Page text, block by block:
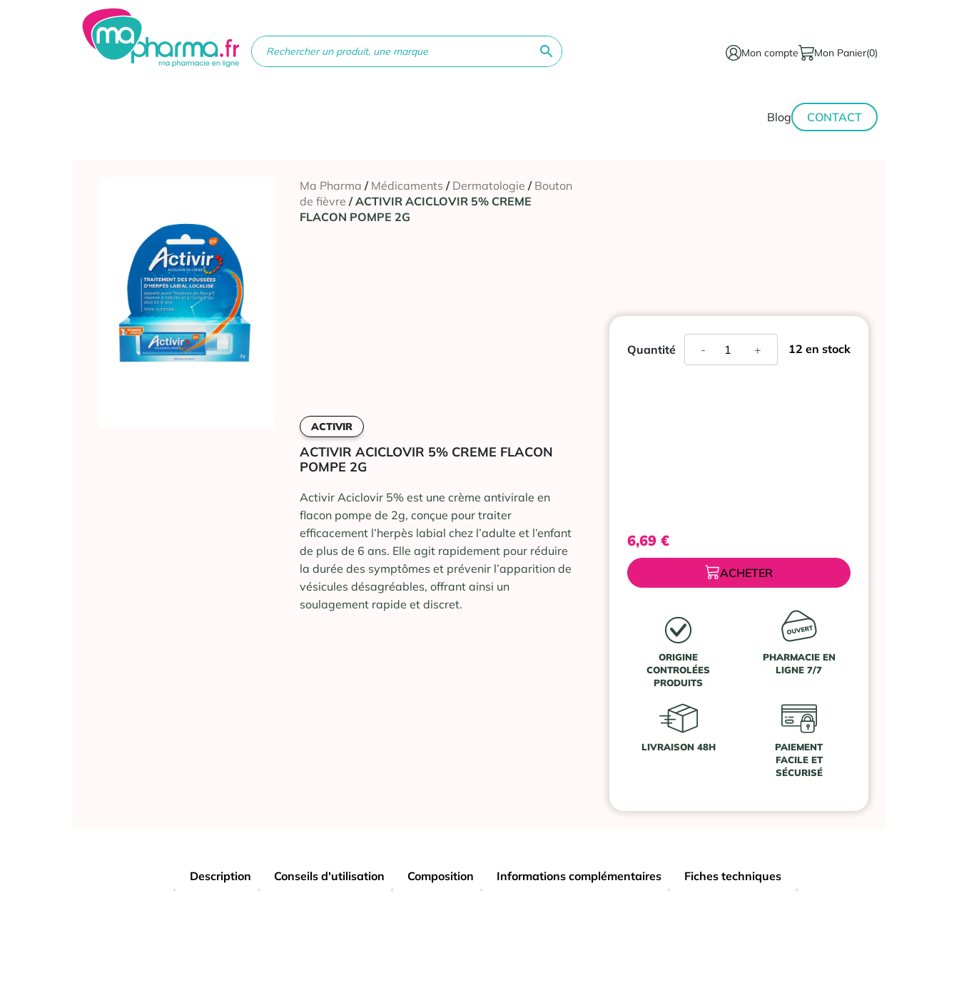
Mon compte Mon Panier(0)
Blog CONTACT
Ma Pharma / Médicaments / Dermatologie / Bouton
de fièvre / ACTIVIR ACICLOVIR 5% CREME
FLACON POMPE 2G
ACTIVIR
ACTIVIR ACICLOVIR 5% CREME FLACON
POMPE 2G
Activir Aciclovir 5% est une crème antivirale en
flacon pompe de 2g, conçue pour traiter
efficacement l’herpès labial chez l’adulte et l’enfant
de plus de 6 ans. Elle agit rapidement pour réduire
la durée des symptômes et prévenir l’apparition de
vésicules désagréables, offrant ainsi un
soulagement rapide et discret.
12 en stock
Quantité +
-
6,69 €
ACHETER
ORIGINE
CONTROLÉES
PRODUITS
PHARMACIE EN
LIGNE 7/7
LIVRAISON 48H
PAIEMENT
FACILE ET
SÉCURISÉ
Description Conseils d'utilisation Composition Informations complémentaires Fiches techniques